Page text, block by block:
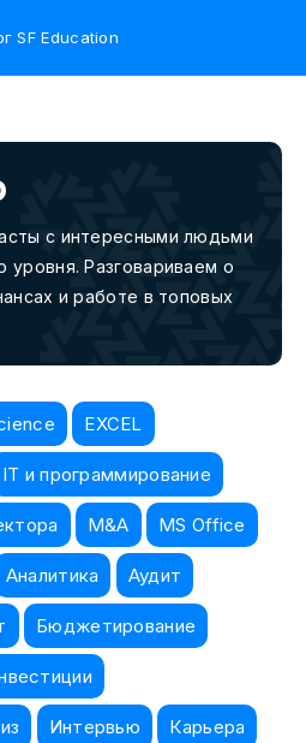
с интересными людьми
уровня. Разговариваем о
и работе в топовых
EXCEL
IT и программирование
M&A MS Office
Аналитика Аудит
Бюджетирование
Интервью Карьера